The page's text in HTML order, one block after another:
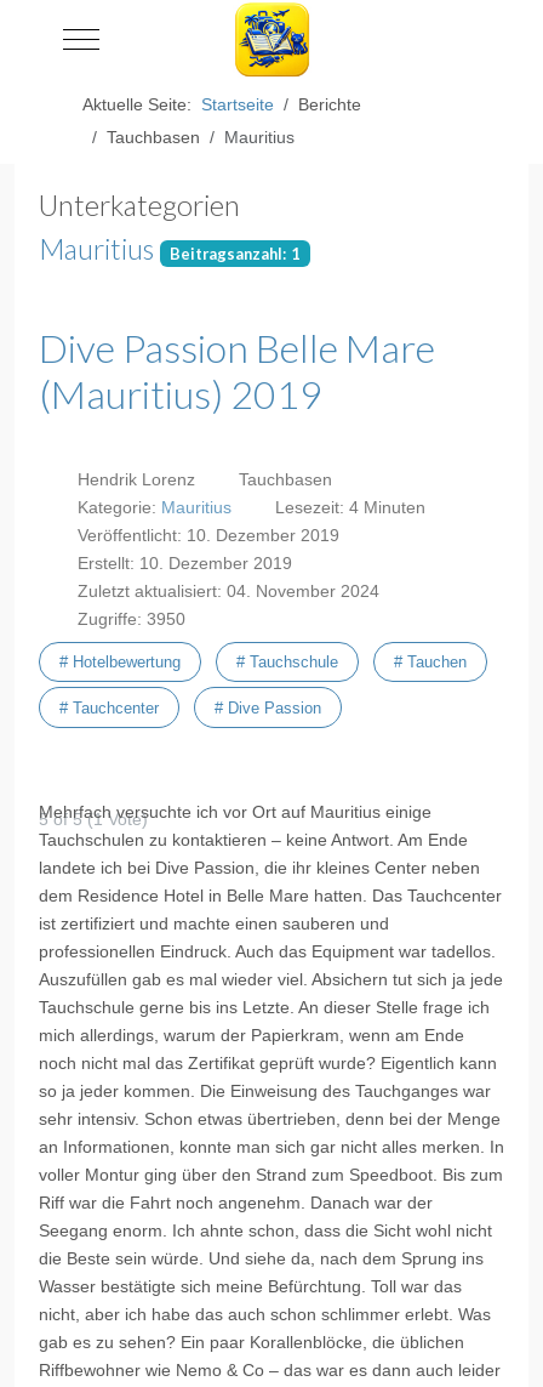
Mobile Menu Toggle
Aktuelle Seite: Startseite
Berichte
Tauchbasen
Mauritius
Unterkategorien
Mauritius
Beitragsanzahl: 1
Dive Passion Belle Mare
(Mauritius) 2019
Hendrik Lorenz
Tauchbasen
Kategorie: Mauritius
Lesezeit: 4 Minuten
Veröffentlicht: 10. Dezember 2019
Erstellt: 10. Dezember 2019
Zuletzt aktualisiert: 04. November 2024
Zugriffe: 3950
# Hotelbewertung # Tauchschule # Tauchen
# Tauchcenter # Dive Passion
5 of 5 (1 Vote)
Mehrfach versuchte ich vor Ort auf Mauritius einige
Tauchschulen zu kontaktieren – keine Antwort. Am Ende
landete ich bei Dive Passion, die ihr kleines Center neben
dem Residence Hotel in Belle Mare hatten. Das Tauchcenter
ist zertifiziert und machte einen sauberen und
professionellen Eindruck. Auch das Equipment war tadellos.
Auszufüllen gab es mal wieder viel. Absichern tut sich ja jede
Tauchschule gerne bis ins Letzte. An dieser Stelle frage ich
mich allerdings, warum der Papierkram, wenn am Ende
noch nicht mal das Zertifikat geprüft wurde? Eigentlich kann
so ja jeder kommen. Die Einweisung des Tauchganges war
sehr intensiv. Schon etwas übertrieben, denn bei der Menge
an Informationen, konnte man sich gar nicht alles merken. In
voller Montur ging über den Strand zum Speedboot. Bis zum
Riff war die Fahrt noch angenehm. Danach war der
Seegang enorm. Ich ahnte schon, dass die Sicht wohl nicht
die Beste sein würde. Und siehe da, nach dem Sprung ins
Wasser bestätigte sich meine Befürchtung. Toll war das
nicht, aber ich habe das auch schon schlimmer erlebt. Was
gab es zu sehen? Ein paar Korallenblöcke, die üblichen
Riffbewohner wie Nemo & Co – das war es dann auch leider